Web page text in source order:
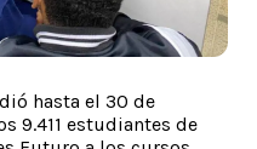
hasta el 30 de
9.411 estudiantes de